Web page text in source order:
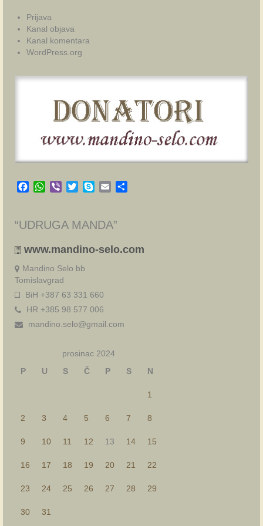
Prijava
Kanal objava
Kanal komentara
WordPress.org
Facebook
WhatsApp
Viber TwitterSkypeEmail
“UDRUGA MANDA”
www.mandino-selo.com
Mandino Selo bb
Tomislavgrad
BiH +387 63 331 660
HR +385 98 577 006
mandino.selo@gmail.com
prosinac 2024
P
U S Č P S N
1
2 3 4 5 6 7 8
9 10 11 12 13 14 15
16 17 18 19 20 21 22
23 24 25 26 27 28 29
30
31